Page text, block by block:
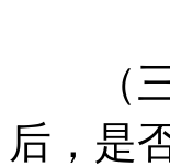
（三
后，是